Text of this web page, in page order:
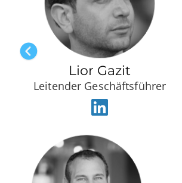
Lior Gazit
Leitender Geschäftsführer